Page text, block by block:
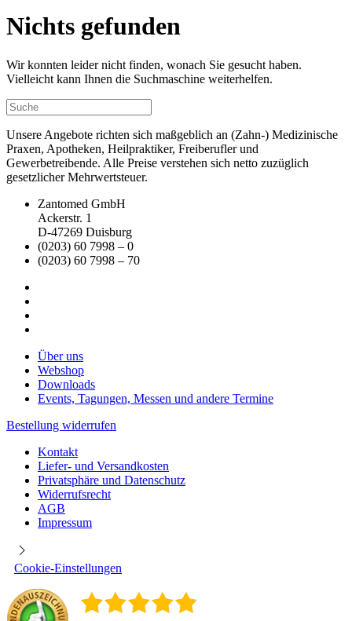
Nichts gefunden
Wir konnten leider nicht finden, wonach Sie gesucht haben.
Vielleicht kann Ihnen die Suchmaschine weiterhelfen.
Unsere Angebote richten sich maßgeblich an (Zahn-) Medizinische
Praxen, Apotheken, Heilpraktiker, Freiberufler und
Gewerbetreibende. Alle Preise verstehen sich netto zuzüglich
gesetzlicher Mehrwertsteuer.
Zantomed GmbH
Ackerstr. 1
D-47269 Duisburg
(0203) 60 7998 – 0
(0203) 60 7998 – 70
Über uns
Webshop
Downloads
Events, Tagungen, Messen und andere Termine
Bestellung widerrufen
Kontakt
Liefer- und Versandkosten
Privatsphäre und Datenschutz
Widerrufsrecht
AGB
Impressum
Cookie-Einstellungen